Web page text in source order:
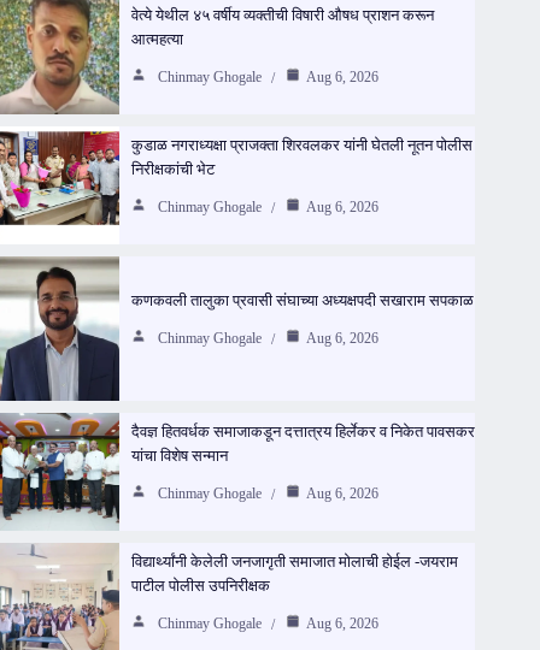
वेत्ये येथील ४५ वर्षीय व्यक्तीची विषारी औषध प्राशन करून
आत्महत्या
Chinmay Ghogale Aug 6, 2026
कुडाळ नगराध्यक्षा प्राजक्ता शिरवलकर यांनी घेतली नूतन पोलीस
निरीक्षकांची भेट
Chinmay Ghogale Aug 6, 2026
कणकवली तालुका प्रवासी संघाच्या अध्यक्षपदी सखाराम सपकाळ
Chinmay Ghogale Aug 6, 2026
दैवज्ञ हितवर्धक समाजाकडून दत्तात्रय हिर्लेकर व निकेत पावसकर
यांचा विशेष सन्मान
Chinmay Ghogale Aug 6, 2026
विद्यार्थ्यांनी केलेली जनजागृती समाजात मोलाची होईल -जयराम
पाटील पोलीस उपनिरीक्षक
Chinmay Ghogale Aug 6, 2026